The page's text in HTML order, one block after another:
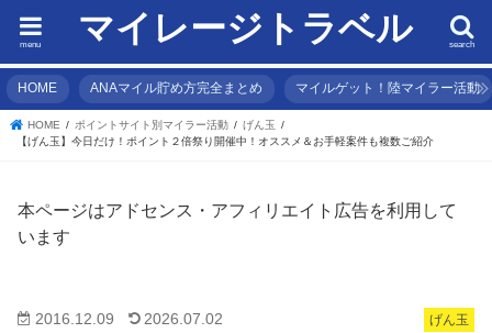
マイレージトラベル search
menu
HOME ANAマイル貯め方完全まとめ マイルゲット！陸マイラー活動
HOME ポイントサイト別マイラー活動
げん玉
【げん玉】今日だけ！ポイント２倍祭り開催中！オススメ＆お手軽案件も複数ご紹介
本ページはアドセンス・アフィリエイト広告を利用して
います
げん玉
2016.12.09 2026.07.02